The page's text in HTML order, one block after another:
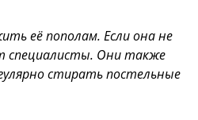
её пополам. Если она не
специалисты. Они также
стирать постельные